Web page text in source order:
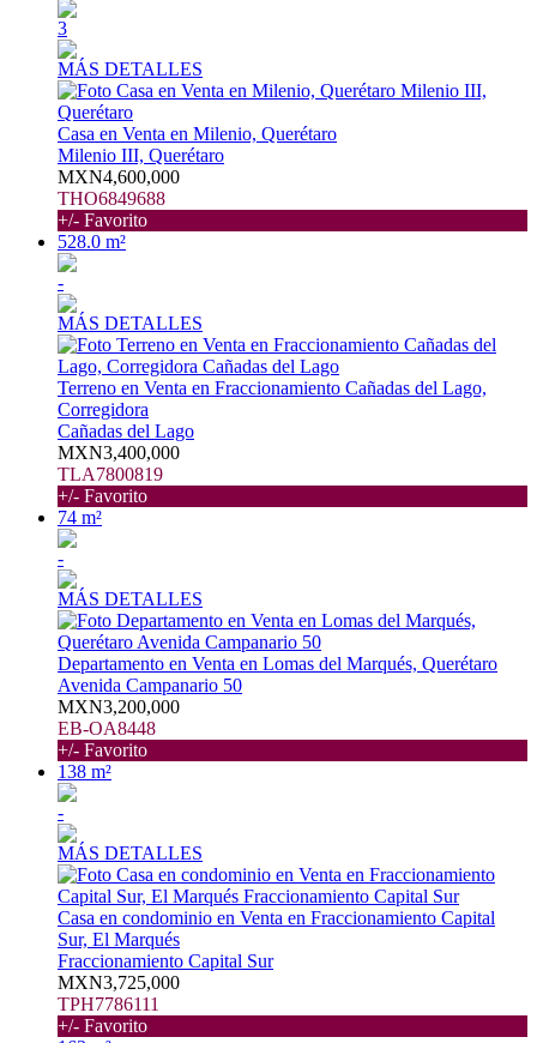
3
MÁS DETALLES
Casa en Venta en Milenio, Querétaro
Milenio III, Querétaro
MXN4,600,000
THO6849688
+/- Favorito
528.0 m²
-
MÁS DETALLES
Terreno en Venta en Fraccionamiento Cañadas del Lago,
Corregidora
Cañadas del Lago
MXN3,400,000
TLA7800819
+/- Favorito
74 m²
-
MÁS DETALLES
Departamento en Venta en Lomas del Marqués, Querétaro
Avenida Campanario 50
MXN3,200,000
EB-OA8448
+/- Favorito
138 m²
-
MÁS DETALLES
Casa en condominio en Venta en Fraccionamiento Capital
Sur, El Marqués
Fraccionamiento Capital Sur
MXN3,725,000
TPH7786111
+/- Favorito